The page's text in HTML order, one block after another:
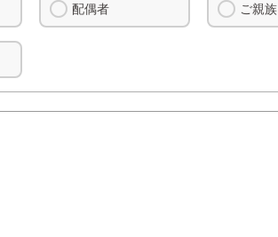
配偶者 ご親族